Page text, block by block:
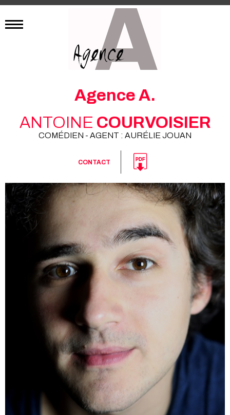
Agence A.
ANTOINE COURVOISIER
COMÉDIEN - AGENT : AURÉLIE JOUAN
CONTACT